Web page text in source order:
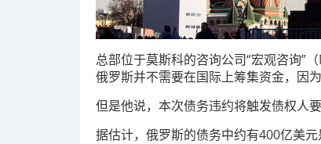
总部位于莫斯科的咨询公司“宏观咨询”
俄罗斯并不需要在国际上筹集资金，因
但是他说，本次债务违约将触发债权人
据估计，俄罗斯的债务中约有400亿美